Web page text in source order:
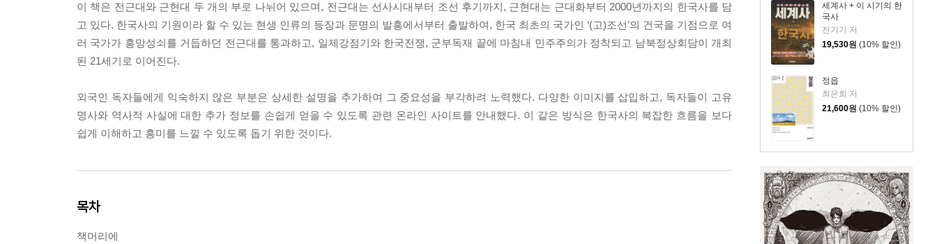
세계사 + 이 시기의 한
국사
전기기 저
19,530원 (10% 할인)
정읍
최은희 저
21,600원 (10% 할인)
이 책은 전근대와 근현대 두 개의 부로 나뉘어 있으며, 전근대는 선사시대부터 조선 후기까지, 근현대는 근대화부터 2000년까지의 한국사를 담
고 있다. 한국사의 기원이라 할 수 있는 현생 인류의 등장과 문명의 발흥에서부터 출발하여, 한국 최초의 국가인 ‘(고)조선’의 건국을 기점으로 여
러 국가가 흥망성쇠를 거듭하던 전근대를 통과하고, 일제강점기와 한국전쟁, 군부독재 끝에 마침내 민주주의가 정착되고 남북정상회담이 개최
된 21세기로 이어진다.
외국인 독자들에게 익숙하지 않은 부분은 상세한 설명을 추가하여 그 중요성을 부각하려 노력했다. 다양한 이미지를 삽입하고, 독자들이 고유
명사와 역사적 사실에 대한 추가 정보를 손쉽게 얻을 수 있도록 관련 온라인 사이트를 안내했다. 이 같은 방식은 한국사의 복잡한 흐름을 보다
쉽게 이해하고 흥미를 느낄 수 있도록 돕기 위한 것이다.
목차
책머리에